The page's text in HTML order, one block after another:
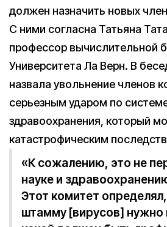
должен назначить новых
С ними согласна Татьяна
профессор вычислительной
Университета Ла Верн. В
назвала увольнение членов
серьезным ударом по
здравоохранения, который
катастрофическим
«К сожалению, это не
науке и
Этот комитет
штамму [вирусов] нужно